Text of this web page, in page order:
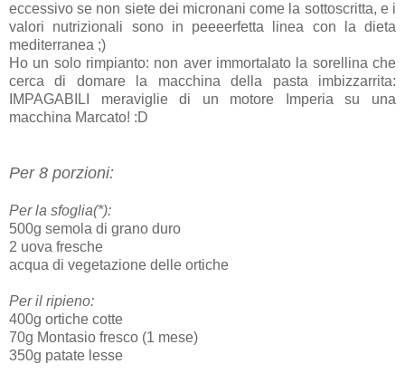
eccessivo se non siete dei micronani come la sottoscritta, e i
valori nutrizionali sono in peeeerfetta linea con la dieta
mediterranea ;)
Ho un solo rimpianto: non aver immortalato la sorellina che
cerca di domare la macchina della pasta imbizzarrita:
IMPAGABILI meraviglie di un motore Imperia su una
macchina Marcato! :D
Per 8 porzioni:
Per la sfoglia(*):
500g semola di grano duro
2 uova fresche
acqua di vegetazione delle ortiche
Per il ripieno:
400g ortiche cotte
70g Montasio fresco (1 mese)
350g patate lesse